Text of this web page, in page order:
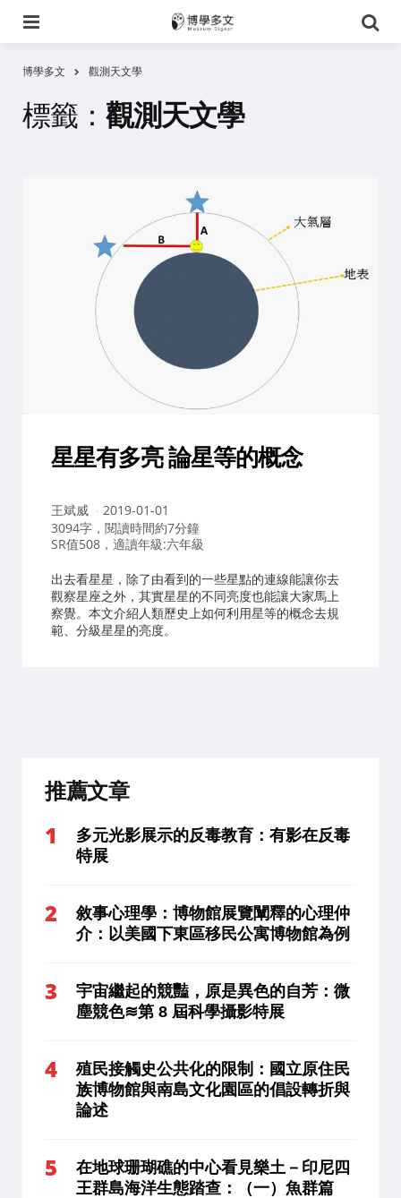
尋
博學多文 觀測天文學
標籤： 觀測天文學
星星有多亮 論星等的概念
作
者：
王斌威
2019-01-01
3094字，閱讀時間約7分鐘
SR值508，適讀年級:六年級
出去看星星，除了由看到的一些星點的連線能讓你去
觀察星座之外，其實星星的不同亮度也能讓大家馬上
察覺。本文介紹人類歷史上如何利用星等的概念去規
範、分級星星的亮度。
推薦文章
多元光影展示的反毒教育：有影在反毒
特展
敘事心理學：博物館展覽闡釋的心理仲
介：以美國下東區移民公寓博物館為例
宇宙繼起的競豔，原是異色的自芳：微
塵競色≋第 8 屆科學攝影特展
殖民接觸史公共化的限制：國立原住民
族博物館與南島文化園區的倡設轉折與
論述
在地球珊瑚礁的中心看見樂土－印尼四
王群島海洋生態踏查：（一）魚群篇